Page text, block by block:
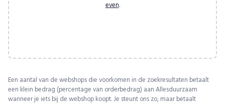
even.
Een aantal van de webshops die voorkomen in de zoekresultaten betaalt
een klein bedrag (percentage van orderbedrag) aan Allesduurzaam
wanneer je iets bij de webshop koopt. Je steunt ons zo, maar betaalt